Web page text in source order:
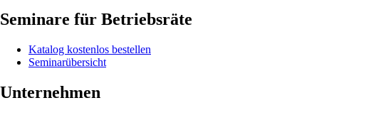
Seminare für Betriebsräte
Katalog kostenlos bestellen
Seminarübersicht
Unternehmen